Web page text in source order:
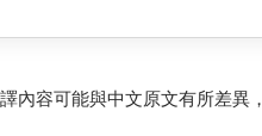
內容可能與中文原文有所差異，